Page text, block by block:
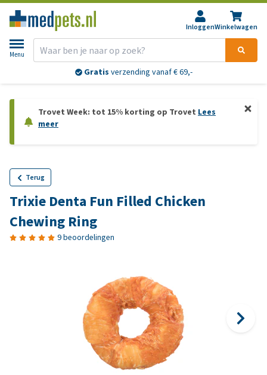
InloggenWinkelwagen
Menu
Gratis verzending vanaf € 69,-
Trovet Week: tot 15% korting op Trovet Lees
meer
Terug
Trixie Denta Fun Filled Chicken
Chewing Ring
9 beoordelingen